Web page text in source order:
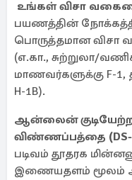
உங்கள் விசா
பயணத்தின்
பொருத்தமான
(எ.கா., சுற்றுலா/
மாணவர்களுக்கு F-1,
H-1B).
ஆன்லைன்
விண்ணப்பத்தை (DS-
படிவம் தூதரக
இணையதளம் மூலம்